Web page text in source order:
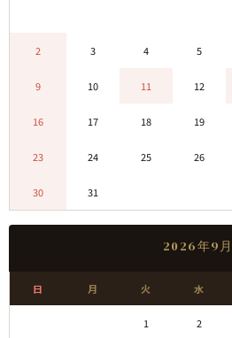
2 3 4 5
9 10 11 12
16 17 18 19
23 24 25 26
30 31
2026年9月
日 月 火 水
1 2